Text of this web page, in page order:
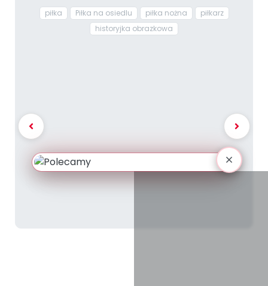
piłka Piłka na osiedlu piłka nożna
piłkarz
historyjka obrazkowa